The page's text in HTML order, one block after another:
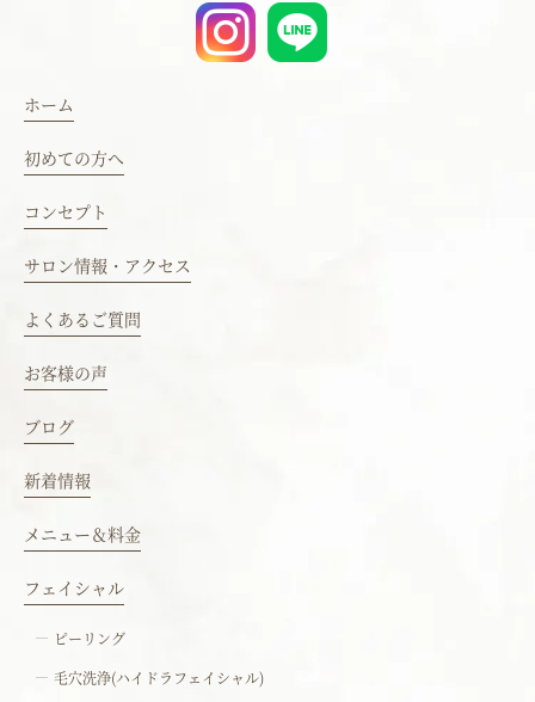
ホーム
初めての方へ
コンセプト
サロン情報・アクセス
よくあるご質問
お客様の声
ブログ
新着情報
メニュー＆料金
フェイシャル
ピーリング
毛穴洗浄(ハイドラフェイシャル)